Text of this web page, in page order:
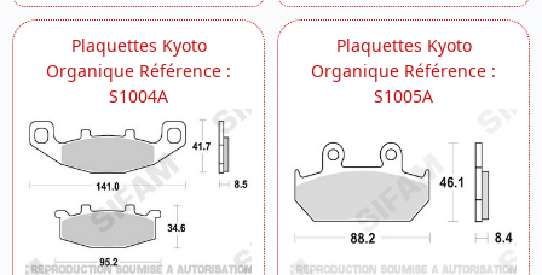
Plaquettes Kyoto
Organique Référence :
S1004A
Plaquettes Kyoto
Organique Référence :
S1005A